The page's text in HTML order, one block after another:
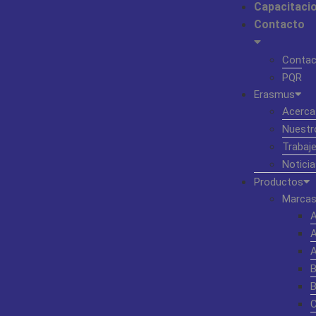
Contacto
PQR
Erasmus
Productos